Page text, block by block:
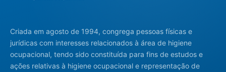
Criada em agosto de 1994, congrega pessoas físicas e
jurídicas com interesses relacionados à área de higiene
ocupacional, tendo sido constituída para fins de estudos e
ações relativas à higiene ocupacional e representação de